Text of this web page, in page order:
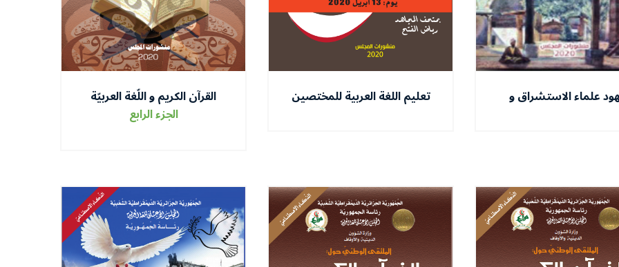
علماء الاستشراق و تعليم اللغة العربية للمختصين القرآن الكريم و اللّغة العربيّة
الجزء الرابع